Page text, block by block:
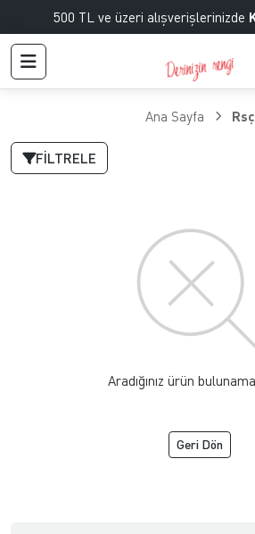
500 TL ve üzeri alışverişlerinizde
Ana Sayfa Rsç
FILTRELE
Aradığınız ürün
Geri Dön